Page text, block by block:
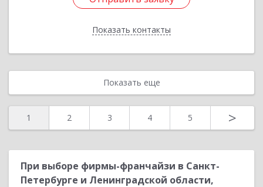
Показать контакты
Назад
Показать еще
1 2 3 4 5 >
При выборе фирмы-франчайзи в Санкт-
Петербурге и Ленинградской области,